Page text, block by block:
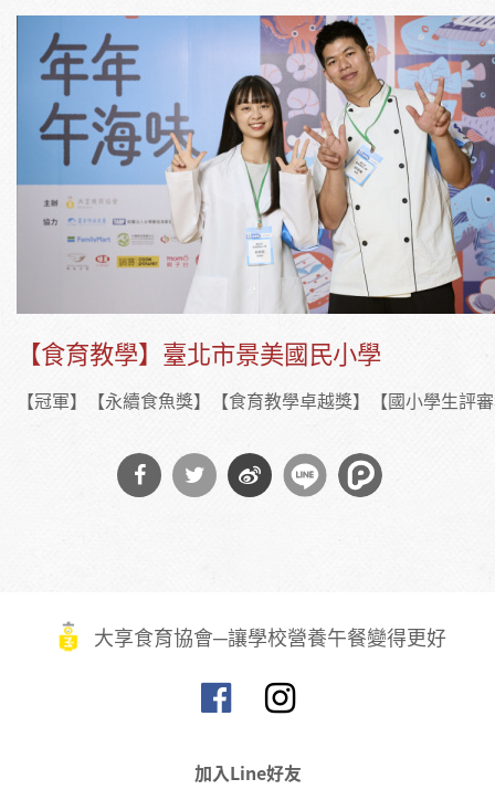
【食育教學】臺北市景美國民小學
【冠軍】【永續食魚獎】【食育教學卓越獎】【國小學生評
大享食育協會─讓學校營養午餐變得更好
加入Line好友